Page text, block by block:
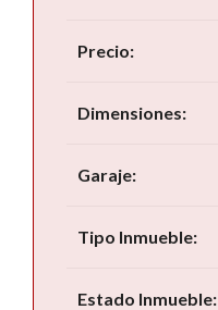
Precio:
Dimensiones:
Garaje:
Tipo Inmueble:
Estado Inmueble: